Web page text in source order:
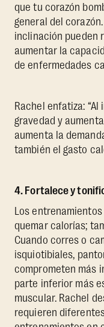
que tu corazón
general del
inclinación pueden
aumentar la
de enfermedades
Rachel enfatiza:
gravedad y
aumenta la
también el gasto
4. Fortalece y
Los
quemar calorías;
Cuando corres o
isquiotibiales,
comprometen más
parte inferior más
muscular. Rachel
requieren